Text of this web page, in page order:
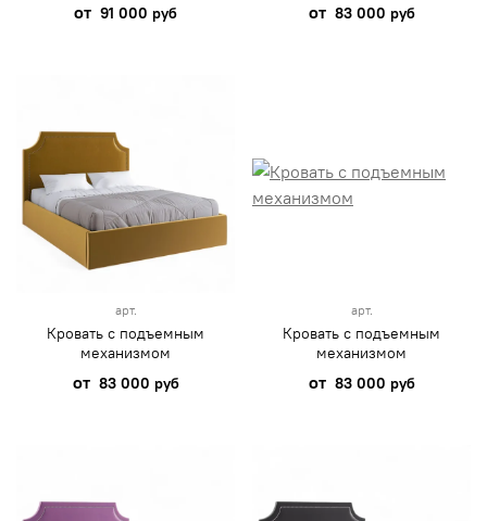
от 91 000 руб от 83 000 руб
арт.
Кровать с подъемным
механизмом
от 83 000 руб
арт.
Кровать с подъемным
механизмом
от 83 000 руб